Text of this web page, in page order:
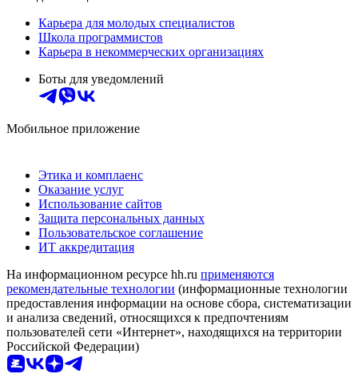
Карьера для молодых специалистов
Школа программистов
Карьера в некоммерческих организациях
Боты для уведомлений
Мобильное приложение
Этика и комплаенс
Оказание услуг
Использование сайтов
Защита персональных данных
Пользовательское соглашение
ИТ аккредитация
На информационном ресурсе hh.ru применяются
рекомендательные технологии (информационные технологии
предоставления информации на основе сбора, систематизации
и анализа сведений, относящихся к предпочтениям
пользователей сети «Интернет», находящихся на территории
Российской Федерации)